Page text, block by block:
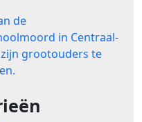
de
in Centraal-
grootouders te